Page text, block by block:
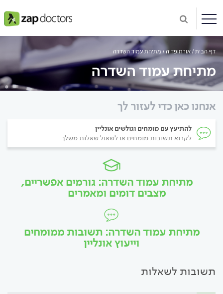
דף הבית אורתופדיה מתיחת עמוד השדרה
מתיחת עמוד השדרה
אנחנו כאן כדי לעזור לך
להתיעץ עם מומחים וגולשים אונליין
לקרוא תשובות מומחים או לשאול שאלות משלך
מתיחת עמוד השדרה: גורמים אפשריים,
מצבים דומים ומאמרים
מתיחת עמוד השדרה: תשובות ממומחים
וייעוץ אונליין
תשובות לשאלות